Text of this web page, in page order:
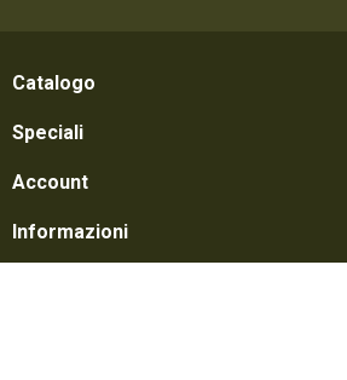
Catalogo
Speciali
Account
Informazioni